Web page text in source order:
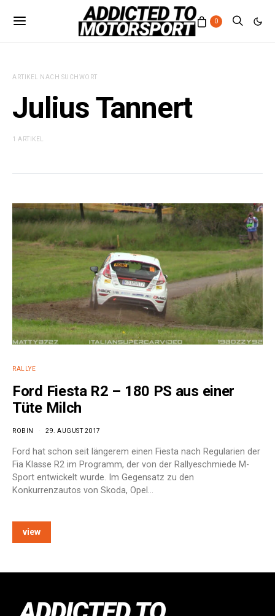
0
ARTIKEL NACH SUCHWORT
Julius Tannert
1 ARTIKEL
RALLYE
Ford Fiesta R2 – 180 PS aus einer
Tüte Milch
ROBIN 29. AUGUST 2017
Ford hat schon seit längerem einen Fiesta nach Regularien der
Fia Klasse R2 im Programm, der von der Rallyeschmiede M-
Sport entwickelt wurde. Im Gegensatz zu den
Konkurrenzautos von Skoda, Opel…
view